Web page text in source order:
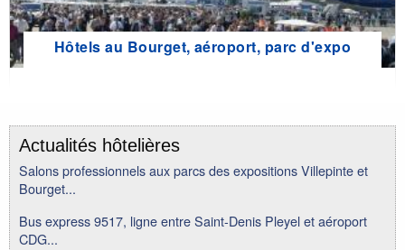
Hôtels au Bourget, aéroport, parc d'expo
Actualités hôtelières
Salons professionnels aux parcs des expositions Villepinte et
Bourget...
Bus express 9517, ligne entre Saint-Denis Pleyel et aéroport
CDG...